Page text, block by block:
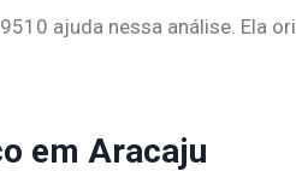
ajuda nessa análise. Ela
em Aracaju